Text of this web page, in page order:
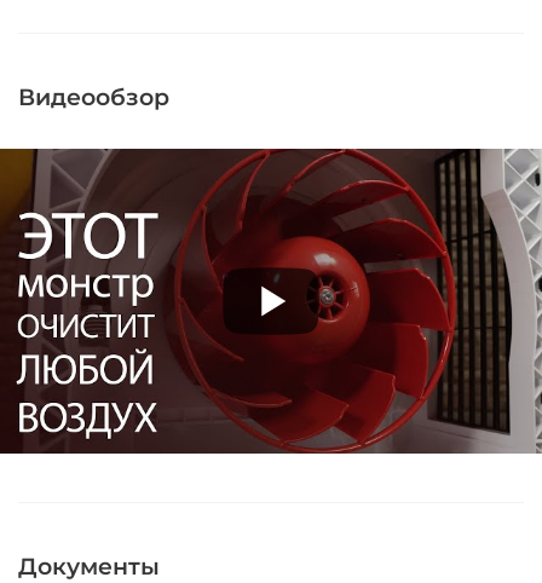
Видеообзор
Документы